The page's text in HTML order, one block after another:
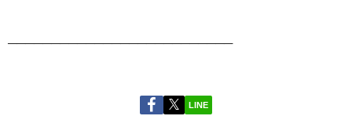
──────────────────────────
LINE